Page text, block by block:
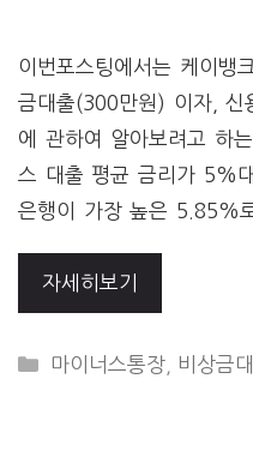
이번포스팅에서는 케이뱅
금대출(300만원) 이자, 신
에 관하여 알아보려고 하
스 대출 평균 금리가 5%
은행이 가장 높은 5.85%
자세히보기
CATEGORIES
마이너스통장 비상금